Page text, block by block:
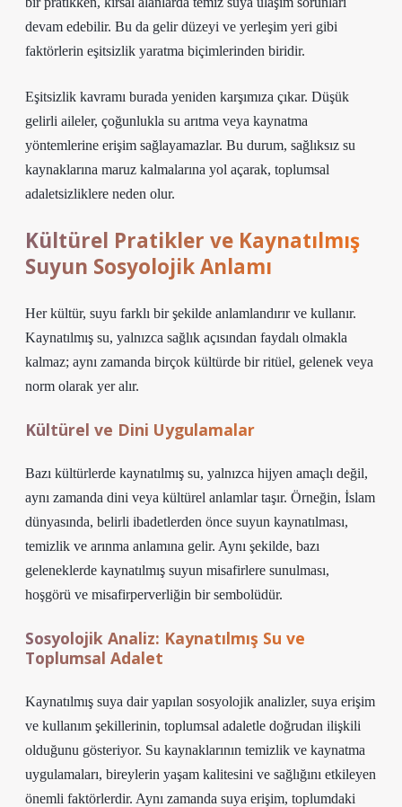
devam edebilir. Bu da gelir düzeyi ve yerleşim yeri gibi
faktörlerin eşitsizlik yaratma biçimlerinden biridir.
Eşitsizlik kavramı burada yeniden karşımıza çıkar. Düşük
gelirli aileler, çoğunlukla su arıtma veya kaynatma
yöntemlerine erişim sağlayamazlar. Bu durum, sağlıksız su
kaynaklarına maruz kalmalarına yol açarak, toplumsal
adaletsizliklere neden olur.
Kültürel Pratikler ve Kaynatılmış
Suyun Sosyolojik Anlamı
Her kültür, suyu farklı bir şekilde anlamlandırır ve kullanır.
Kaynatılmış su, yalnızca sağlık açısından faydalı olmakla
kalmaz; aynı zamanda birçok kültürde bir ritüel, gelenek veya
norm olarak yer alır.
Kültürel ve Dini Uygulamalar
Bazı kültürlerde kaynatılmış su, yalnızca hijyen amaçlı değil,
aynı zamanda dini veya kültürel anlamlar taşır. Örneğin, İslam
dünyasında, belirli ibadetlerden önce suyun kaynatılması,
temizlik ve arınma anlamına gelir. Aynı şekilde, bazı
geleneklerde kaynatılmış suyun misafirlere sunulması,
hoşgörü ve misafirperverliğin bir sembolüdür.
Sosyolojik Analiz: Kaynatılmış Su ve
Toplumsal Adalet
Kaynatılmış suya dair yapılan sosyolojik analizler, suya erişim
ve kullanım şekillerinin, toplumsal adaletle doğrudan ilişkili
olduğunu gösteriyor. Su kaynaklarının temizlik ve kaynatma
uygulamaları, bireylerin yaşam kalitesini ve sağlığını etkileyen
önemli faktörlerdir. Aynı zamanda suya erişim, toplumdaki